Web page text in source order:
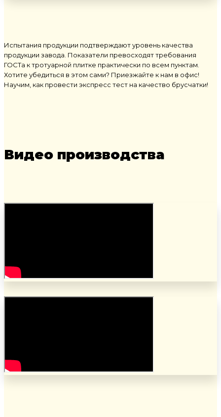
Испытания продукции подтверждают уровень качества
продукции завода. Показатели превосходят требования
ГОСТа к тротуарной плитке практически по всем пунктам.
Хотите убедиться в этом сами? Приезжайте к нам в офис!
Научим, как провести экспресс тест на качество брусчатки!
Видео производства